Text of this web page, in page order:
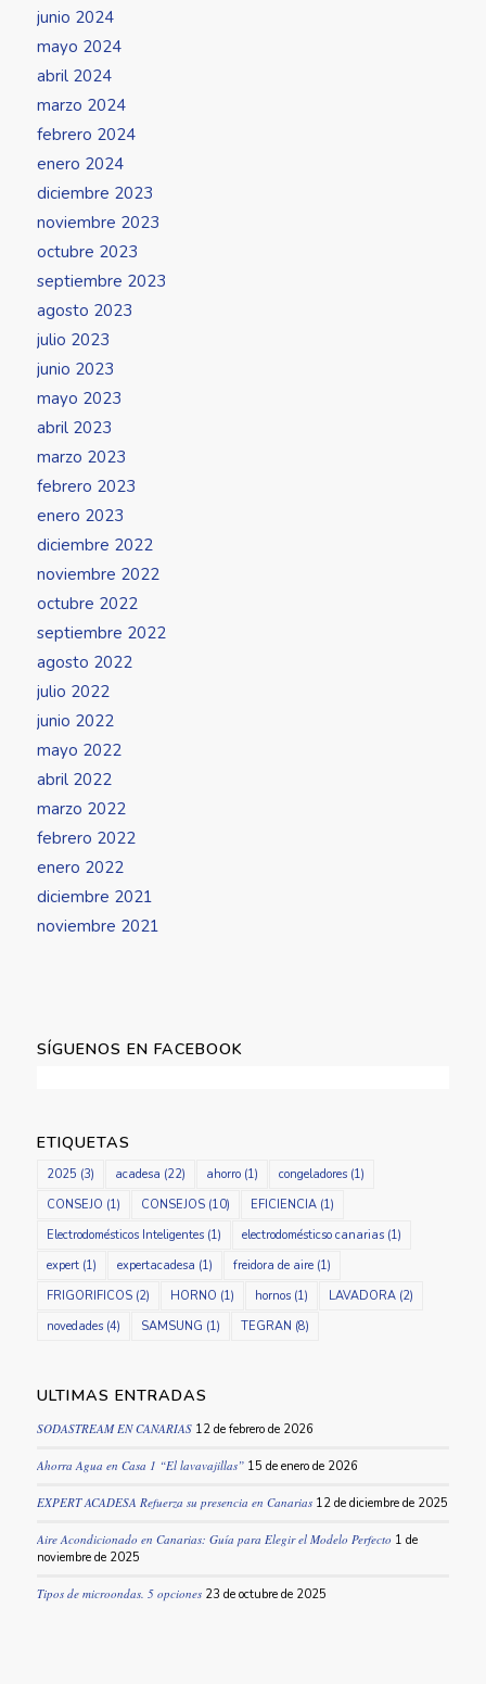
junio 2024
mayo 2024
abril 2024
marzo 2024
febrero 2024
enero 2024
diciembre 2023
noviembre 2023
octubre 2023
septiembre 2023
agosto 2023
julio 2023
junio 2023
mayo 2023
abril 2023
marzo 2023
febrero 2023
enero 2023
diciembre 2022
noviembre 2022
octubre 2022
septiembre 2022
agosto 2022
julio 2022
junio 2022
mayo 2022
abril 2022
marzo 2022
febrero 2022
enero 2022
diciembre 2021
noviembre 2021
SÍGUENOS EN FACEBOOK
ETIQUETAS
2025 (3) acadesa (22) ahorro(1) congeladores(1)
CONSEJO (1) CONSEJOS(10) EFICIENCIA(1)
Electrodomésticos Inteligentes(1) electrodomésticso canarias(1)
expert(1) expertacadesa (1) freidora de aire(1)
FRIGORIFICOS(2) HORNO (1) hornos(1) LAVADORA(2)
novedades(4) SAMSUNG (1) TEGRAN (8)
ULTIMAS ENTRADAS
SODASTREAM EN CANARIAS 12 de febrero de 2026
Ahorra Agua en Casa 1 “El lavavajillas” 15 de enero de 2026
EXPERT ACADESA Refuerza su presencia en Canarias 12 de diciembre de 2025
Aire Acondicionado en Canarias: Guía para Elegir el Modelo Perfecto 1 de
noviembre de 2025
Tipos de microondas. 5 opciones 23 de octubre de 2025